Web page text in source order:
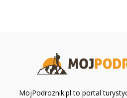
MojPodroznik.pl to portal